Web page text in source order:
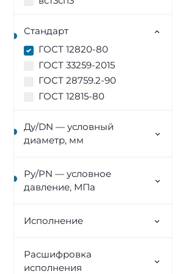
Стандарт
ГОСТ 12820-80
ГОСТ 33259-2015
ГОСТ 28759.2-90
ГОСТ 12815-80
Ду/DN — условный
диаметр, мм
Ру/PN — условное
давление, МПа
Исполнение
Расшифровка
исполнения